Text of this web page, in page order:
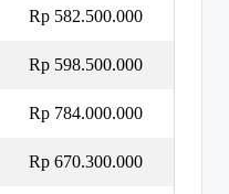
Rp 582.500.000
Rp 598.500.000
Rp 784.000.000
Rp 670.300.000